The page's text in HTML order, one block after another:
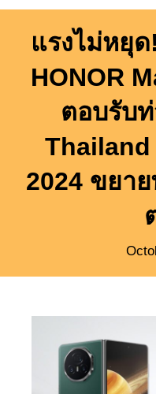
แรงไม่หยุ
HONOR
ตอบรับ
2024 ขยา